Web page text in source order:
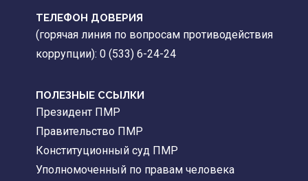
ТЕЛЕФОН ДОВЕРИЯ
(горячая линия по вопросам противодействия
коррупции): 0 (533) 6-24-24
ПОЛЕЗНЫЕ ССЫЛКИ
Президент ПМР
Правительство ПМР
Конституционный суд ПМР
Уполномоченный по правам человека